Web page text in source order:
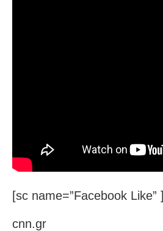
[sc name=”Facebook Like” ]
cnn.gr